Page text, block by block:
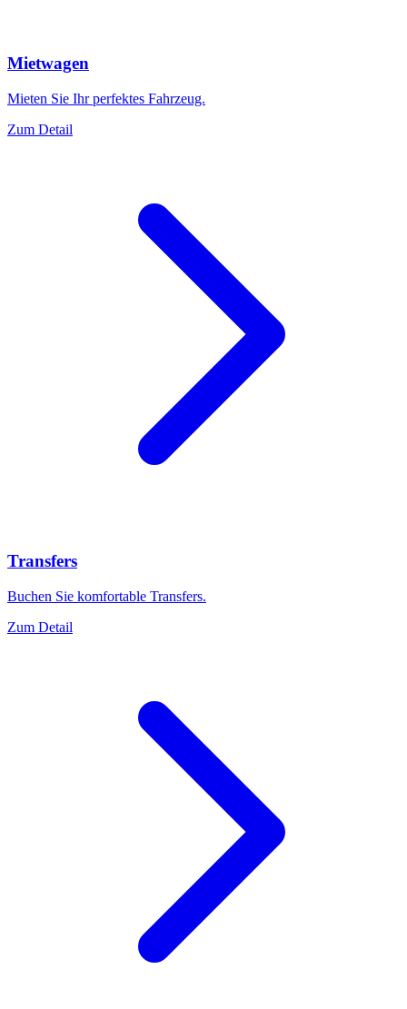
Mietwagen
Mieten Sie Ihr perfektes Fahrzeug.
Zum Detail
Transfers
Buchen Sie komfortable Transfers.
Zum Detail